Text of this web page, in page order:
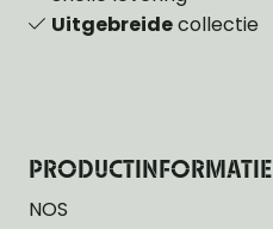
Uitgebreidecollectie
PRODUCTINFORMATIE
NOS